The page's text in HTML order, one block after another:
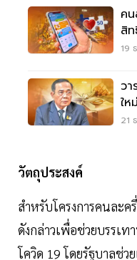
ค
สิ
ธ.
19
ว
ให
21
วัตถุประสงค์
สำหรับโครงการคนละค
ดังกล่าวเพื่อช่วยบรรเ
โควิด 19 โดยรัฐบาลช่